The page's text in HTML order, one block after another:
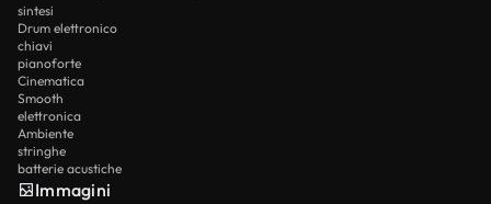
sintesi
Drum elettronico
chiavi
pianoforte
Cinematica
Smooth
elettronica
Ambiente
stringhe
batterie acustiche
Immagini